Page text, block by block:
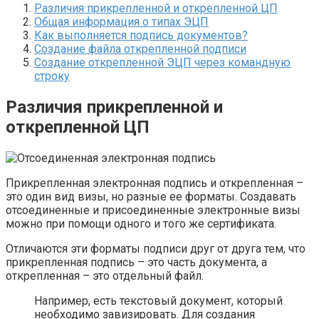
Различия прикрепленной и открепленной ЦП
Общая информация о типах ЭЦП
Как выполняется подпись документов?
Создание файла открепленной подписи
Создание открепленной ЭЦП через командную
строку
Различия прикрепленной и
открепленной ЦП
Прикрепленная электронная подпись и открепленная –
это один вид визы, но разные ее форматы. Создавать
отсоединенные и присоединенные электронные визы
можно при помощи одного и того же сертификата.
Отличаются эти форматы подписи друг от друга тем, что
прикрепленная подпись – это часть документа, а
открепленная – это отдельный файл.
Например, есть текстовый документ, который
необходимо завизировать. Для создания